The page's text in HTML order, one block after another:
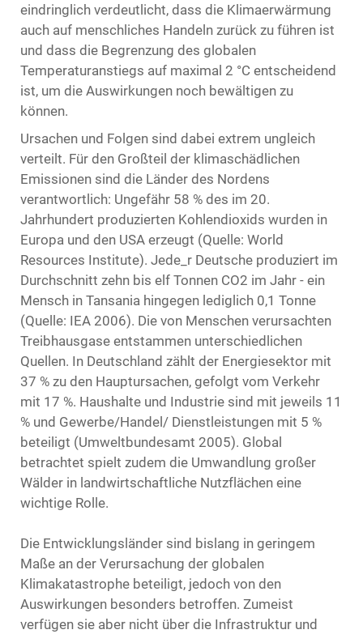
eindringlich verdeutlicht, dass die Klimaerwärmung
auch auf menschliches Handeln zurück zu führen ist
und dass die Begrenzung des globalen
Temperaturanstiegs auf maximal 2 °C entscheidend
ist, um die Auswirkungen noch bewältigen zu
können.
Ursachen und Folgen sind dabei extrem ungleich
verteilt. Für den Großteil der klimaschädlichen
Emissionen sind die Länder des Nordens
verantwortlich: Ungefähr 58 % des im 20.
Jahrhundert produzierten Kohlendioxids wurden in
Europa und den USA erzeugt (Quelle: World
Resources Institute). Jede_r Deutsche produziert im
Durchschnitt zehn bis elf Tonnen CO2 im Jahr - ein
Mensch in Tansania hingegen lediglich 0,1 Tonne
(Quelle: IEA 2006). Die von Menschen verursachten
Treibhausgase entstammen unterschiedlichen
Quellen. In Deutschland zählt der Energiesektor mit
37 % zu den Hauptursachen, gefolgt vom Verkehr
mit 17 %. Haushalte und Industrie sind mit jeweils 11
% und Gewerbe/Handel/ Dienstleistungen mit 5 %
beteiligt (Umweltbundesamt 2005). Global
betrachtet spielt zudem die Umwandlung großer
Wälder in landwirtschaftliche Nutzflächen eine
wichtige Rolle.
Die Entwicklungsländer sind bislang in geringem
Maße an der Verursachung der globalen
Klimakatastrophe beteiligt, jedoch von den
Auswirkungen besonders betroffen. Zumeist
verfügen sie aber nicht über die Infrastruktur und